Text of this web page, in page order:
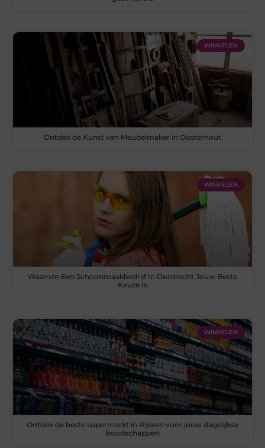
WINKELEN
Ontdek de Kunst van Meubelmaker in Oosterhout
WINKELEN
Waarom Een Schoonmaakbedrijf In Dordrecht Jouw Beste
Keuze Is
WINKELEN
Ontdek de beste supermarkt in Rijssen voor jouw dagelijkse
boodschappen